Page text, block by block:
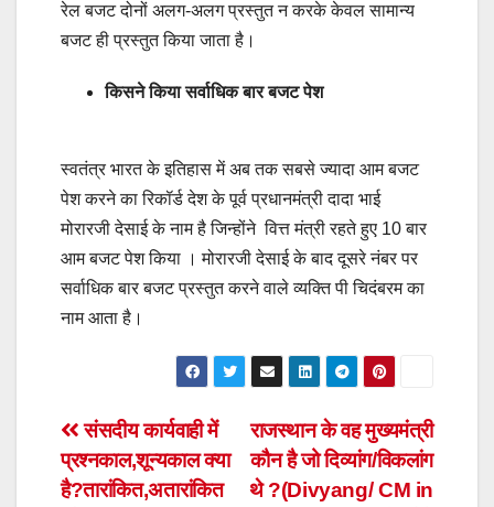
रेल बजट दोनों अलग-अलग प्रस्तुत न करके केवल सामान्य
बजट ही प्रस्तुत किया जाता है।
किसने किया सर्वाधिक बार बजट पेश
स्वतंत्र भारत के इत‍िहास में अब तक सबसे ज्यादा आम बजट
पेश करने का रिकॉर्ड देश के पूर्व प्रधानमंत्री दादा भाई
मोरारजी देसाई के नाम है जिन्होंने वित्त मंत्री रहते हुए 10 बार
आम बजट पेश किया । मोरारजी देसाई के बाद दूसरे नंबर पर
सर्वाधिक बार बजट प्रस्तुत करने वाले व्यक्ति पी चिदंबरम का
नाम आता है।
Post
navigation
राजस्थान के वह मुख्यमंत्री
कौन है जो दिव्यांग/विकलांग
थे ?(Divyang/ CM in
संसदीय कार्यवाही में
प्रश्नकाल,शून्यकाल क्या
है?तारांकित,अतारांकित